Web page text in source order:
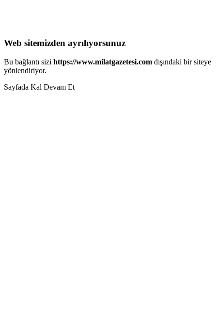
Web sitemizden ayrılıyorsunuz
Bu bağlantı sizi https://www.milatgazetesi.com dışındaki bir siteye
yönlendiriyor.
Sayfada Kal Devam Et